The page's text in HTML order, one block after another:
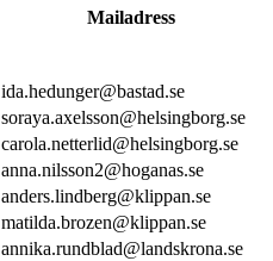
Mailadress
ida.hedunger@bastad.se
soraya.axelsson@helsingborg.se
carola.netterlid@helsingborg.se
anna.nilsson2@hoganas.se
anders.lindberg@klippan.se
matilda.brozen@klippan.se
annika.rundblad@landskrona.se